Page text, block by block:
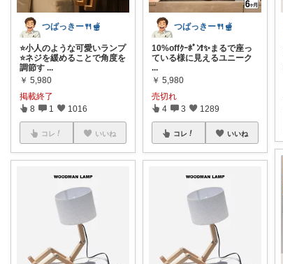
つばっきー🍴🫕
⭐️小人のような可愛いランプ
⭐️ネジを緩めることで角度を
調節す ...
￥ 5,980
掲載終了
8 1 1016
コレ いいね
つばっきー🍴🫕
10%offｸｰﾎﾟﾝ❗️✨まるで座っ
ている様に見えるユニーク
...
￥ 5,980
売切れ
4 3 1289
コレ いいね